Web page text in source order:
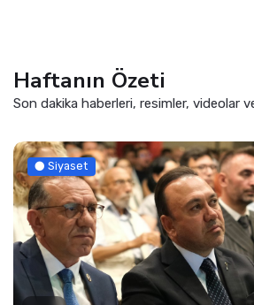
Haftanın Özeti
Son dakika haberleri, resimler, videolar
Siyaset